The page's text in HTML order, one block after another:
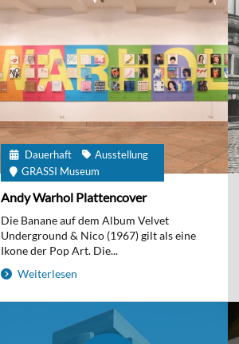
Dauerhaft
Ausstellung
GRASSI Museum
Andy Warhol Plattencover
Die Banane auf dem Album Velvet
Underground & Nico (1967) gilt als eine
Ikone der Pop Art. Die...
Weiterlesen